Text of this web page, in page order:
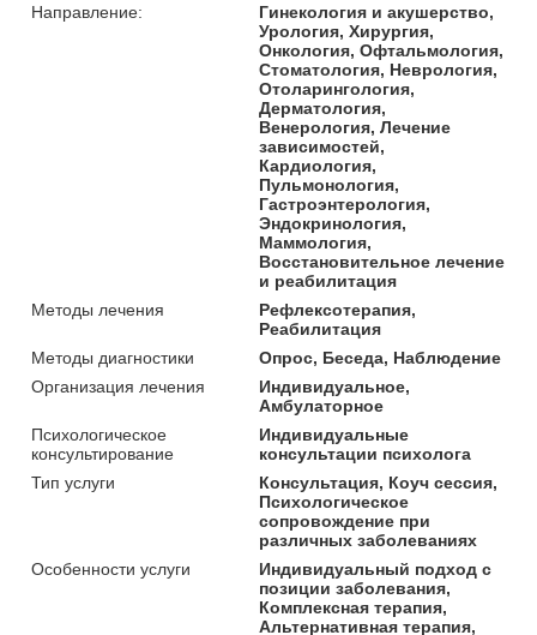
Направление:
Гинекология и акушерство,
Урология, Хирургия,
Онкология, Офтальмология,
Стоматология, Неврология,
Отоларингология,
Дерматология,
Венерология, Лечение
зависимостей,
Кардиология,
Пульмонология,
Гастроэнтерология,
Эндокринология,
Маммология,
Восстановительное лечение
и реабилитация
Методы лечения
Рефлексотерапия,
Реабилитация
Методы диагностики
Опрос, Беседа, Наблюдение
Организация лечения
Индивидуальное,
Амбулаторное
Психологическое
консультирование
Индивидуальные
консультации психолога
Тип услуги
Консультация, Коуч сессия,
Психологическое
сопровождение при
различных заболеваниях
Особенности услуги
Индивидуальный подход с
позиции заболевания,
Комплексная терапия,
Альтернативная терапия,